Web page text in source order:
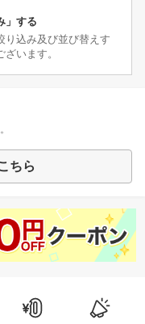
」する
り込み及び並び替えす
います。
ちら